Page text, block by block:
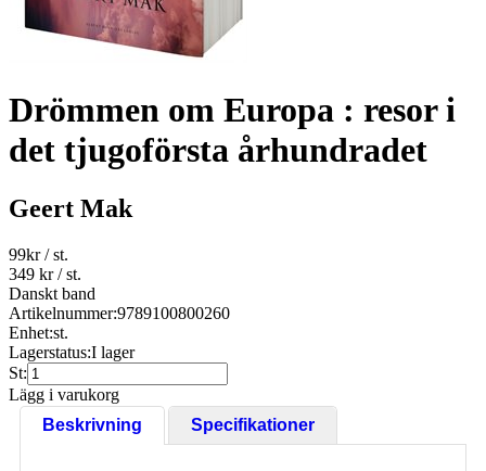
Drömmen om Europa : resor i
det tjugoförsta århundradet
Geert Mak
99kr/ st.
349 kr/ st.
Danskt band
Artikelnummer:9789100800260
Enhet:st.
Lagerstatus:I lager
St:
Lägg i varukorg
Beskrivning
Specifikationer